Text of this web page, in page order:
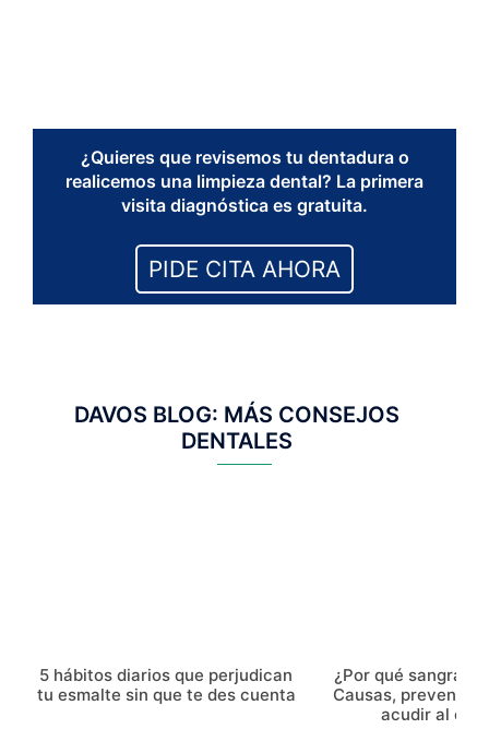
¿Quieres que revisemos tu dentadura o
realicemos una limpieza dental? La primera
visita diagnóstica es gratuita.
PIDE CITA AHORA
DAVOS BLOG: MÁS CONSEJOS
DENTALES
5 hábitos diarios que perjudican
tu esmalte sin que te des cuenta
¿Por qué sangran
Causas,
acudir al